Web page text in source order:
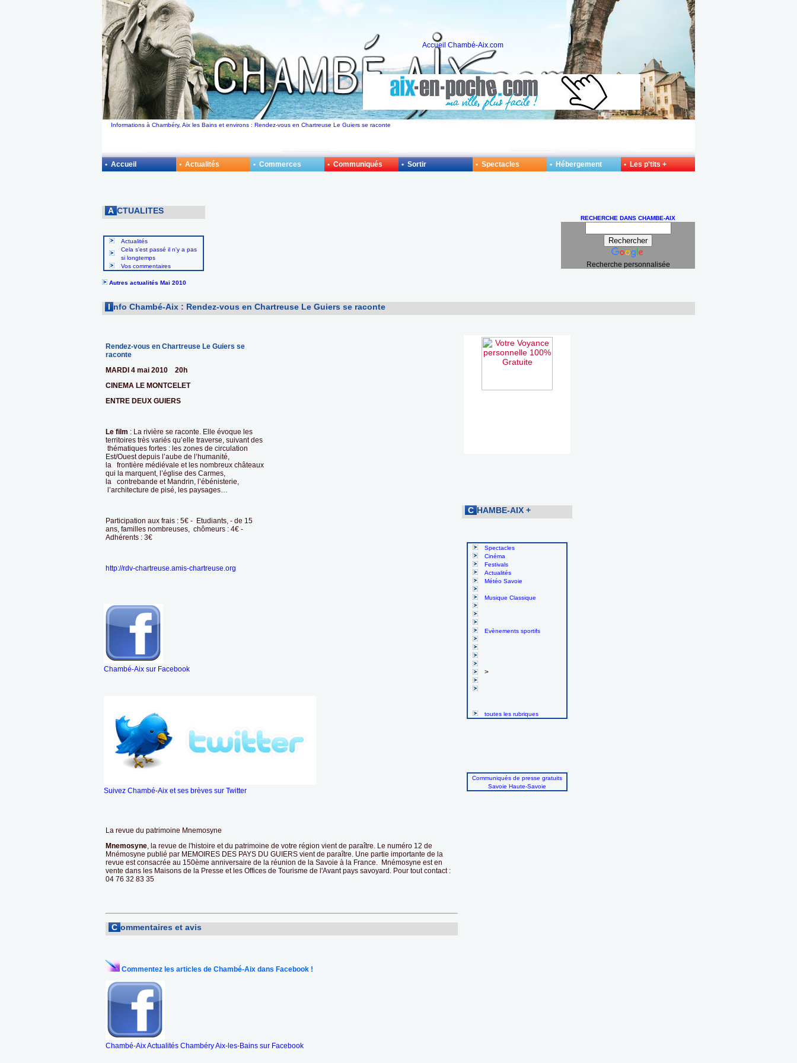
Informations à Chambéry, Aix les Bains et environs : Rendez-vous en Chartreuse Le Guiers se raconte
Accueil Chambé-Aix.com
A CTUALITES
Actualités
Cela s'est passé il n'y a pas
si longtemps
Vos commentaires
Autres actualités Mai 2010
RECHERCHE DANS CHAMBE-AIX
Recherche personnalisée
I nfo Chambé-Aix : Rendez-vous en Chartreuse Le Guiers se raconte
Rendez-vous en Chartreuse Le Guiers se
raconte
MARDI 4 mai 2010 20h
CINEMA LE MONTCELET
ENTRE DEUX GUIERS
Le film : La rivière se raconte. Elle évoque les
territoires très variés qu’elle traverse, suivant des
thématiques fortes : les zones de circulation
Est/Ouest depuis l’aube de l’humanité,
la frontière médiévale et les nombreux châteaux
qui la marquent, l’église des Carmes,
la contrebande et Mandrin, l’ébénisterie,
l’architecture de pisé, les paysages…
Participation aux frais : 5€ - Etudiants, - de 15
ans, familles nombreuses, chômeurs : 4€ -
Adhérents : 3€
http://rdv-chartreuse.amis-chartreuse.org
Chambé-Aix sur Facebook
Suivez Chambé-Aix et ses brèves sur Twitter
La revue du patrimoine Mnemosyne
Mnemosyne, la revue de l'histoire et du patrimoine de votre région vient de paraître. Le numéro 12 de
Mnémosyne publié par MEMOIRES DES PAYS DU GUIERS vient de paraître. Une partie importante de la
revue est consacrée au 150ème anniversaire de la réunion de la Savoie à la France. Mnémosyne est en
vente dans les Maisons de la Presse et les Offices de Tourisme de l'Avant pays savoyard. Pour tout contact :
04 76 32 83 35
C ommentaires et avis
Commentez les articles de Chambé-Aix dans Facebook !
Chambé-Aix Actualités Chambéry Aix-les-Bains sur Facebook
C HAMBE-AIX +
Spectacles
Cinéma
Festivals
Actualités
Météo Savoie
Musique Classique
Evènements sportifs
>
toutes les rubriques
Communiqués de presse gratuits
Savoie Haute-Savoie
• Accueil • Actualités • Commerces • Communiqués • Sortir • Spectacles • Hébergement • Les p'tits +